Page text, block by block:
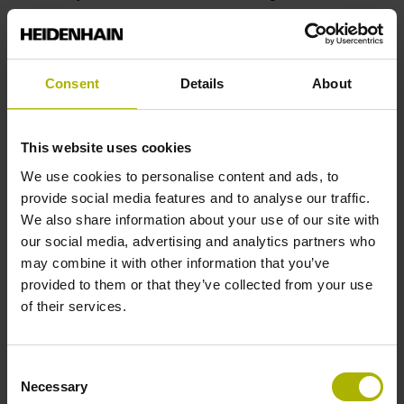
Consent Details About
This website uses cookies
We use cookies to personalise content and ads, to
provide social media features and to analyse our traffic.
We also share information about your use of our site with
our social media, advertising and analytics partners who
may combine it with other information that you’ve
provided to them or that they’ve collected from your use
of their services.
Selection
Necessary
Voor het eerst implementeert deze nieuwe generatie
hogere gegevenssnelheden en minder benodigde
ruimte. Maar dat is nog niet alles. De nieuwe ASIC,
met zijn krachtige EnDat 3 interface, maakt
toekomstige ontwikkelingen mogelijk, zoals
versnellingssensoren die rechtstreeks in het EnDat 3
signaal kunnen worden opgenomen. En in
tegenstelling tot eerdere oplossingen zijn er geen
Deze inductieve meettechnologie van de volgende